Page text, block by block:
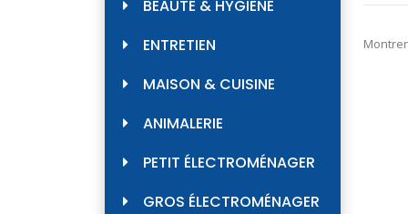
BEAUTÉ & HYGIÈNE
ENTRETIEN
MAISON & CUISINE
ANIMALERIE
PETIT ÉLECTROMÉNAGER
GROS ÉLECTROMÉNAGER